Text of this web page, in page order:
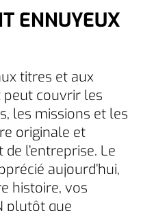
ENNUYEUX
titres et aux
peut couvrir les
les missions et les
originale et
l’entreprise. Le
aujourd’hui,
histoire, vos
plutôt que